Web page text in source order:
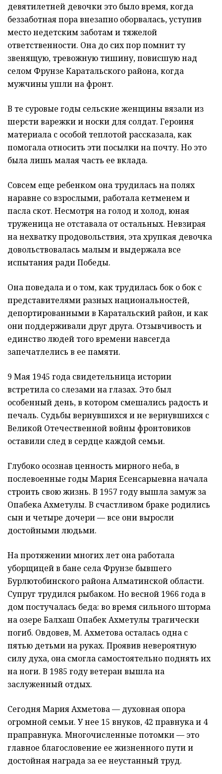
девятилетней девочки это было время, когда
беззаботная пора внезапно оборвалась, уступив
место недетским заботам и тяжелой
ответственности. Она до сих пор помнит ту
звенящую, тревожную тишину, повисшую над
селом Фрунзе Каратальского района, когда
мужчины ушли на фронт.
В те суровые годы сельские женщины вязали из
шерсти варежки и носки для солдат. Героиня
материала с особой теплотой рассказала, как
помогала относить эти посылки на почту. Но это
была лишь малая часть ее вклада.
Совсем еще ребенком она трудилась на полях
наравне со взрослыми, работала кетменем и
пасла скот. Несмотря на голод и холод, юная
труженица не отставала от остальных. Невзирая
на нехватку продовольствия, эта хрупкая девочка
довольствовалась малым и выдержала все
испытания ради Победы.
Она поведала и о том, как трудилась бок о бок с
представителями разных национальностей,
депортированными в Каратальский район, и как
они поддерживали друг друга. Отзывчивость и
единство людей того времени навсегда
запечатлелись в ее памяти.
9 Мая 1945 года свидетельница истории
встретила со слезами на глазах. Это был
особенный день, в котором смешались радость и
печаль. Судьбы вернувшихся и не вернувшихся с
Великой Отечественной войны фронтовиков
оставили след в сердце каждой семьи.
Глубоко осознав ценность мирного неба, в
послевоенные годы Мария Есенсарыевна начала
строить свою жизнь. В 1957 году вышла замуж за
Опабека Ахметулы. В счастливом браке родились
сын и четыре дочери — все они выросли
достойными людьми.
На протяжении многих лет она работала
уборщицей в бане села Фрунзе бывшего
Бурлютобинского района Алматинской области.
Супруг трудился рыбаком. Но весной 1966 года в
дом постучалась беда: во время сильного шторма
на озере Балхаш Опабек Ахметулы трагически
погиб. Овдовев, М. Ахметова осталась одна с
пятью детьми на руках. Проявив невероятную
силу духа, она смогла самостоятельно поднять их
на ноги. В 1985 году ветеран вышла на
заслуженный отдых.
Сегодня Мария Ахметова — духовная опора
огромной семьи. У нее 15 внуков, 42 правнука и 4
праправнука. Многочисленные потомки — это
главное благословение ее жизненного пути и
достойная награда за ее неустанный труд.